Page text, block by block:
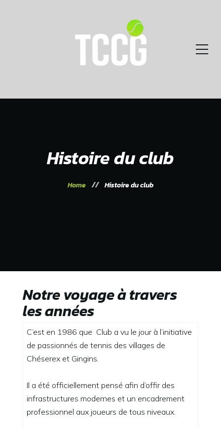
Histoire du club
Home Histoire du club
Notre voyage à travers
les années
C’est en 1986 que Club a vu le jour à l’initiative
de passionnés de tennis des villages de
Chéserex et Gingins.
Il a été officiellement pensé afin d’offir des
infrastructures modernes et un encadrement
professionnel aux joueurs de tous niveaux.